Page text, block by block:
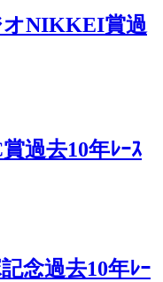
NIKKEI賞過
過去10年ﾚｰｽ
念過去10年ﾚｰ